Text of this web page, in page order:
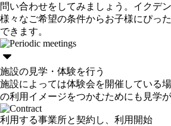
問い合わせをしてみましょう。イクデ
様々なご希望の条件からお子様にぴっ
できます。
施設の見学・体験を行う
施設によっては体験会を開催している
の利用イメージをつかむためにも見学
利用する事業所と契約し、利用開始